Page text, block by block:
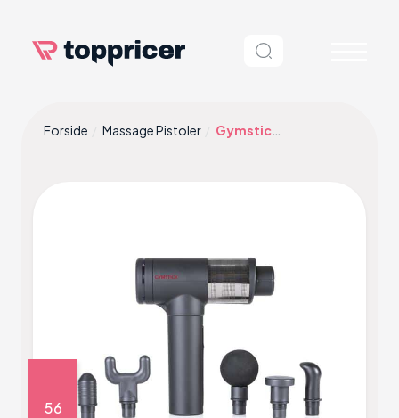
Forside Massage Pistoler Gymstick Massage Gun
56